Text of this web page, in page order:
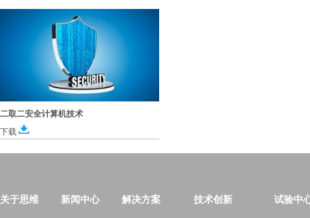
二取二安全计算机技术
下载
关于思维 新闻中心 解决方案 技术创新 试验中